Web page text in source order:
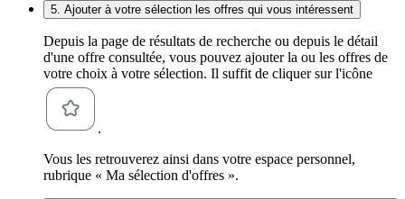
5. Ajouter à votre sélection les offres qui vous intéressent
Depuis la page de résultats de recherche ou depuis le détail
d'une offre consultée, vous pouvez ajouter la ou les offres de
votre choix à votre sélection. Il suffit de cliquer sur l'icône
.
Vous les retrouverez ainsi dans votre espace personnel,
rubrique « Ma sélection d'offres ».